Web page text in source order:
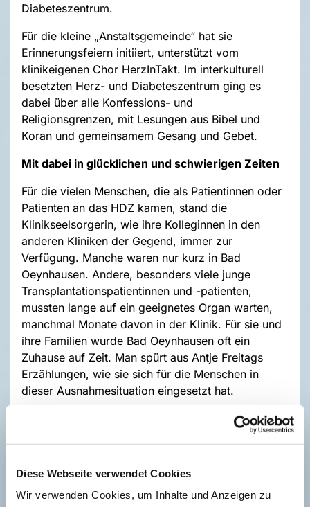
Diese Webseite verwendet Cookies
Wir verwenden Cookies, um Inhalte und Anzeigen zu
Diabeteszentrum.
Für die kleine „Anstaltsgemeinde“ hat sie
Erinnerungsfeiern initiiert, unterstützt vom
klinikeigenen Chor HerzInTakt. Im interkulturell
besetzten Herz- und Diabeteszentrum ging es
dabei über alle Konfessions- und
Religionsgrenzen, mit Lesungen aus Bibel und
Koran und gemeinsamem Gesang und Gebet.
Mit dabei in glücklichen und schwierigen Zeiten
Für die vielen Menschen, die als Patientinnen oder
Patienten an das HDZ kamen, stand die
Klinikseelsorgerin, wie ihre Kolleginnen in den
anderen Kliniken der Gegend, immer zur
Verfügung. Manche waren nur kurz in Bad
Oeynhausen. Andere, besonders viele junge
Transplantationspatientinnen und -patienten,
mussten lange auf ein geeignetes Organ warten,
manchmal Monate davon in der Klinik. Für sie und
ihre Familien wurde Bad Oeynhausen oft ein
Zuhause auf Zeit. Man spürt aus Antje Freitags
Erzählungen, wie sie sich für die Menschen in
dieser Ausnahmesituation eingesetzt hat.
Ihnen beizustehen, sie durch die kritischen Stunden
vor und nach einer Transplantation oder anderen,
wichtiger Teil der Arbeit der Klinikseelsorgerin. Sie
Nachsorgeterminen und Kontrollen zurück an das